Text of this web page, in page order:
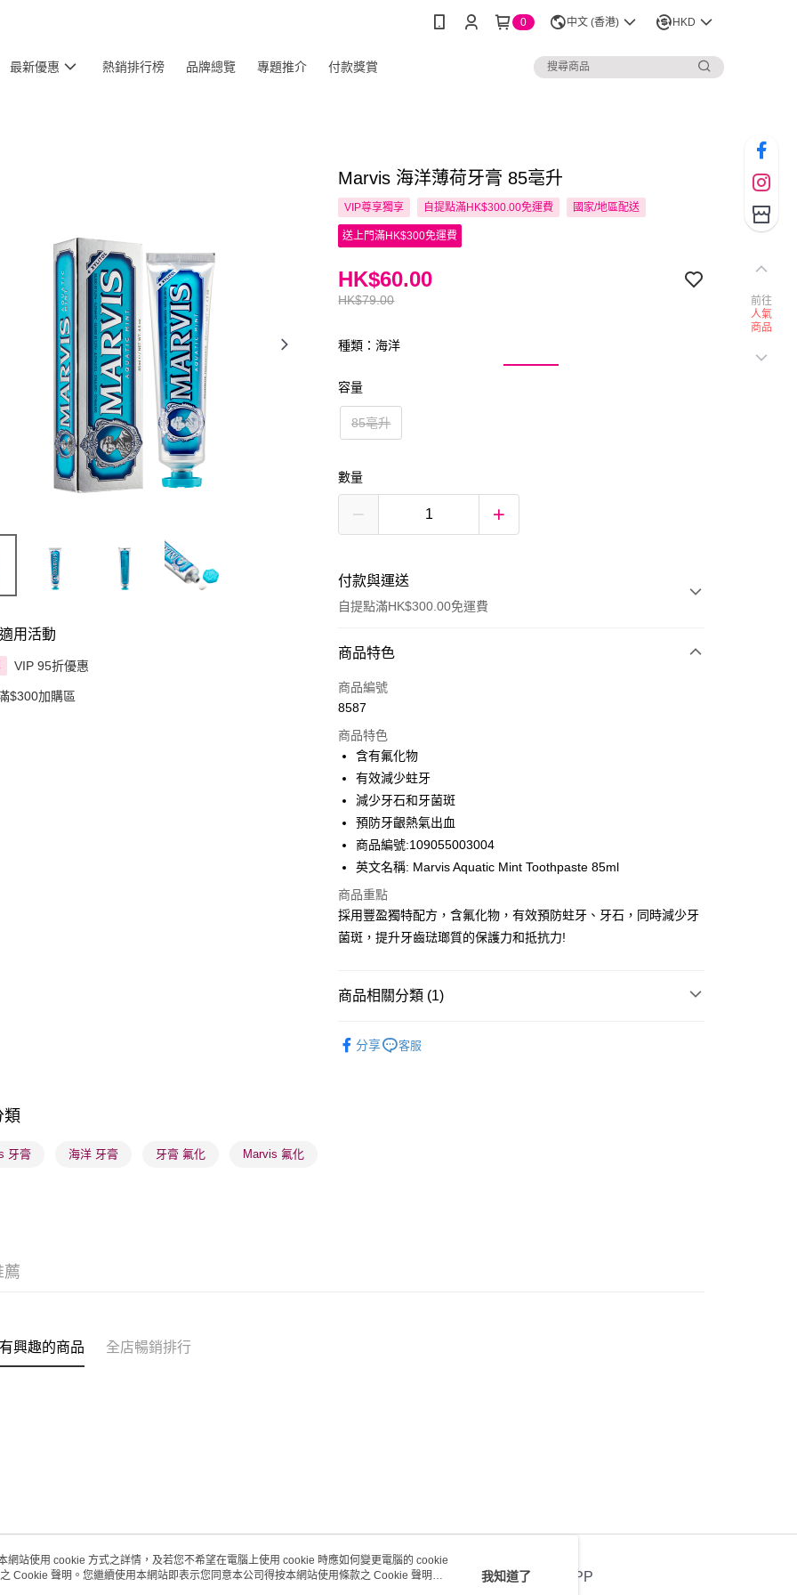
0 中文 (香港) HKD
最新優惠 熱銷排行榜 品牌總覽 專題推介 付款獎賞
用活動
VIP 95折優惠
$300加購區
Marvis 海洋薄荷牙膏 85亳升
VIP尊享獨享 自提點滿HK$300.00免運費 國家/地區配送
送上門滿HK$300免運費
HK$79.00
HK$60.00
種類：海洋
容量
85亳升
數量
付款與運送
自提點滿HK$300.00免運費
付款方式
信用卡
AlipayHK
PayMe
WeChat Pay
BoC Pay
送貨方式
順豐自助櫃 - 確認發貨後1-3個工作天送達
順豐站及營業點 - 確認發貨後1-3個工作天送達
確認發貨後1-3 工作天送達，訂單將隨機分配至SF順豐速運或京東
商品特色
商品編號
8587
商品特色
含有氟化物
有效減少蛀牙
減少牙石和牙菌斑
預防牙齦熱氣出血
商品編號:109055003004
英文名稱: Marvis Aquatic Mint Toothpaste 85ml
商品重點
採用豐盈獨特配方，含氟化物，有效預防蛀牙、牙石，同時減少牙
菌斑，提升牙齒琺瑯質的保護力和抵抗力!
商品相關分類 (1)
分享
客服
類
牙膏 海洋 牙膏 牙膏 氟化 Marvis 氟化
薦
興趣的商品 全店暢銷排行
關於我們 客戶服務 官方APP
前往
人氣
商品
網站使用 cookie 方式之詳情，及若您不希望在電腦上使用 cookie 時應如何變更電腦的 cookie
之 Cookie 聲明。您繼續使用本網站即表示您同意本公司得按本網站使用條款之 Cookie 聲明使
我知道了